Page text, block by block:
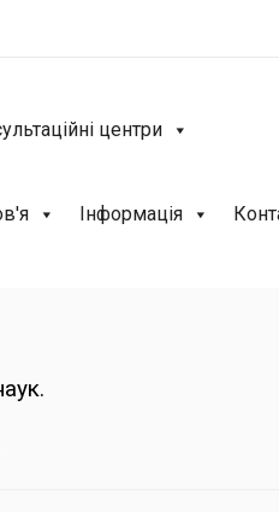
центри
Інформація